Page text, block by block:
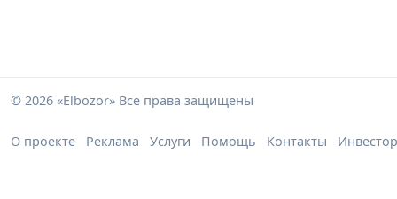
© 2026 «Elbozor» Все права защищены
О проекте Реклама Услуги Помощь Контакты